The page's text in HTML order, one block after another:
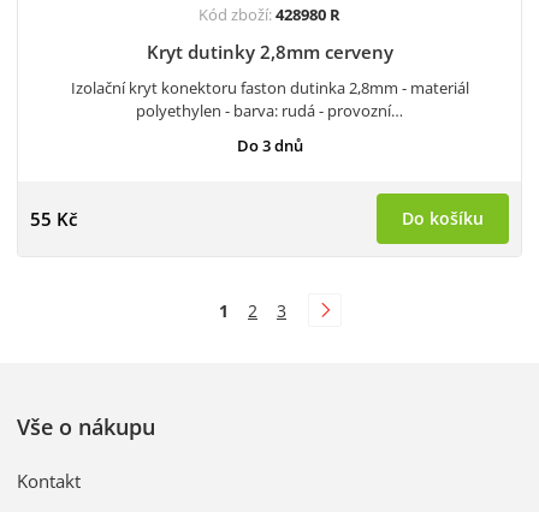
Kód zboží:428980 R
Kryt dutinky 2,8mm cerveny
Izolační kryt konektoru faston dutinka 2,8mm - materiál
polyethylen - barva: rudá - provozní…
Do 3 dnů
55 Kč Do košíku
1 2 3
Vše o nákupu
Kontakt